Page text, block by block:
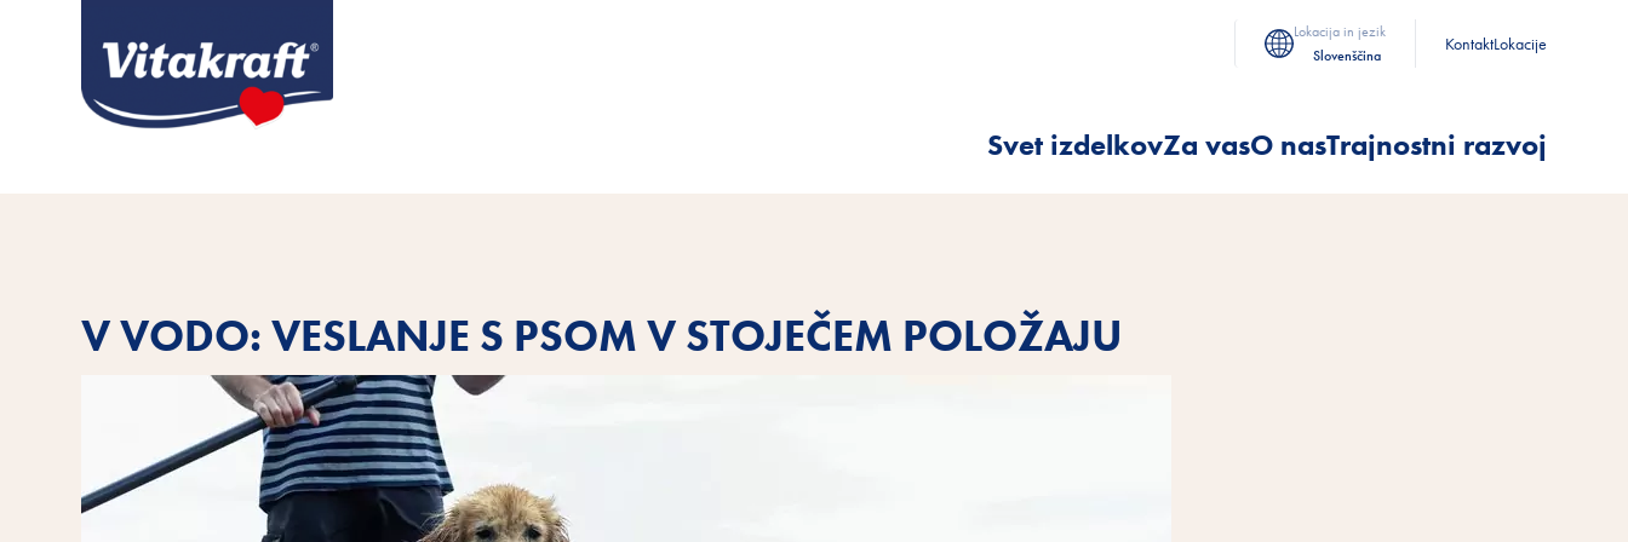
Lokacija in jezik
Slovenščina
KontaktLokacije
Svet izdelkovZa vasO nasTrajnostni razvoj
V VODO: VESLANJE S PSOM V STOJEČEM POLOŽAJU